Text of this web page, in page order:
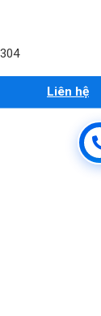
Liên hệ